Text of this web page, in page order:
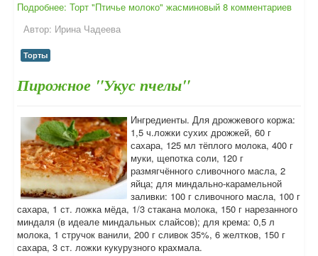
Подробнее: Торт "Птичье молоко" жасминовый 8 комментариев
Автор: Ирина Чадеева
Торты
Пирожное "Укус пчелы"
Ингредиенты. Для дрожжевого коржа:
1,5 ч.ложки сухих дрожжей, 60 г
сахара, 125 мл тёплого молока, 400 г
муки, щепотка соли, 120 г
размягчённого сливочного масла, 2
яйца; для миндально-карамельной
заливки: 100 г сливочного масла, 100 г
сахара, 1 ст. ложка мёда, 1/3 стакана молока, 150 г нарезанного
миндаля (в идеале миндальных слайсов); для крема: 0,5 л
молока, 1 стручок ванили, 200 г сливок 35%, 6 желтков, 150 г
сахара, 3 ст. ложки кукурузного крахмала.